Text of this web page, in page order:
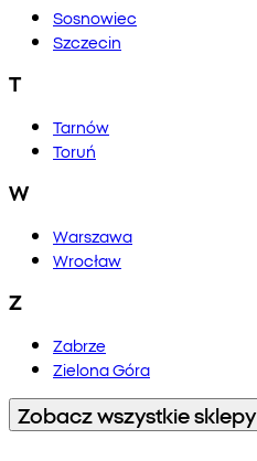
Sosnowiec
Szczecin
T
Tarnów
Toruń
W
Warszawa
Wrocław
Z
Zabrze
Zielona Góra
Zobacz wszystkie sklepy